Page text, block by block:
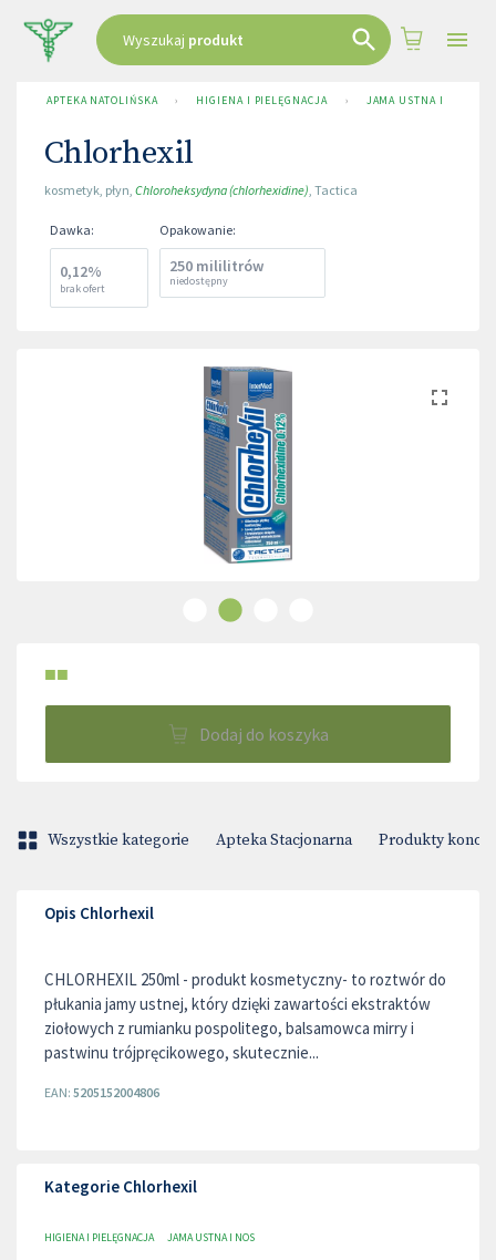
Wyszukaj produkt
APTEKA NATOLIŃSKA › HIGIENA I PIELĘGNACJA › JAMA USTNA I NOS
Chlorhexil
kosmetyk, płyn, Chloroheksydyna (chlorhexidine), Tactica
Dawka:
0,12%
brak ofert
Opakowanie:
250 mililitrów
niedostępny
■■
Dodaj do koszyka
Wszystkie kategorie Apteka Stacjonarna Produkty
Opis Chlorhexil
CHLORHEXIL 250ml - produkt kosmetyczny- to roztwór do
płukania jamy ustnej, który dzięki zawartości ekstraktów
ziołowych z rumianku pospolitego, balsamowca mirry i
pastwinu trójpręcikowego, skutecznie...
EAN: 5205152004806
Kategorie Chlorhexil
HIGIENA I PIELĘGNACJA JAMA USTNA I NOS